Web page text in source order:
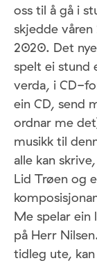
oss til å gå i
skjedde
2020. Det
spelt ei stund
verda, i CD-
ein CD, send
ordnar me
musikk til
alle kan
Lid Trøen og
Me spelar ein
på Herr
tidleg ute,